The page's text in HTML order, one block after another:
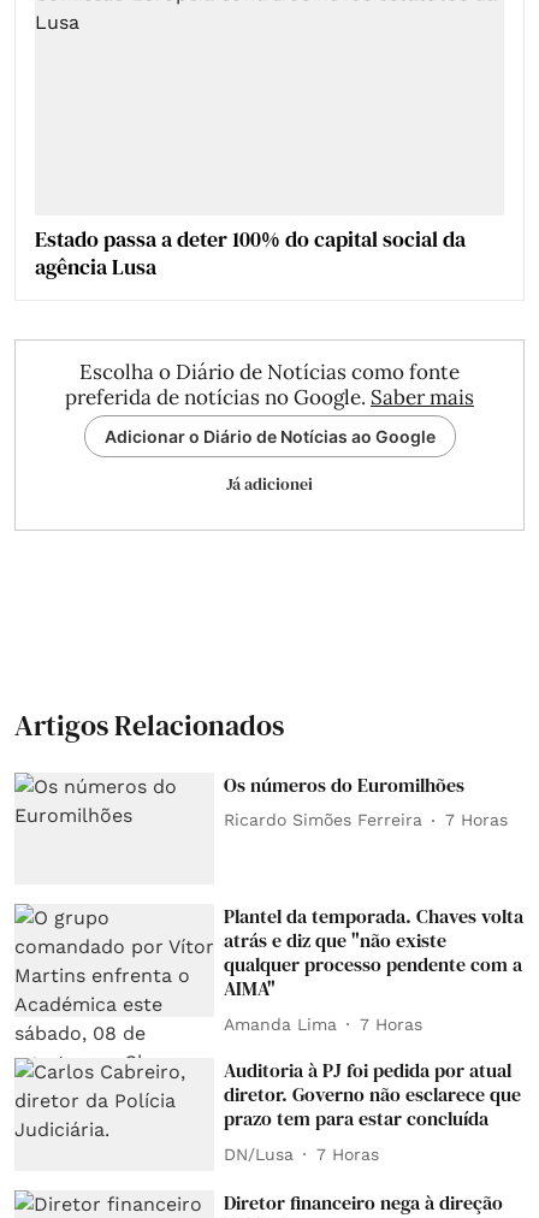
Estado passa a deter 100% do capital social da
agência Lusa
Escolha o Diário de Notícias como fonte
preferida de notícias no Google. Saber mais
Adicionar o Diário de Notícias ao Google
Já adicionei
Artigos Relacionados
Os números do Euromilhões
Ricardo Simões Ferreira 7 Horas
Plantel da temporada. Chaves volta
atrás e diz que "não existe
qualquer processo pendente com a
AIMA"
Amanda Lima 7 Horas
Auditoria à PJ foi pedida por atual
diretor. Governo não esclarece que
prazo tem para estar concluída
DN/Lusa 7 Horas
Diretor financeiro nega à direção